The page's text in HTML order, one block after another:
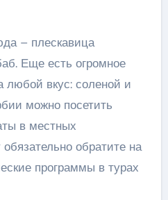
– плескавица
Еще есть огромное
любой вкус: соленой и
можно посетить
в местных
обратите на
программы в турах